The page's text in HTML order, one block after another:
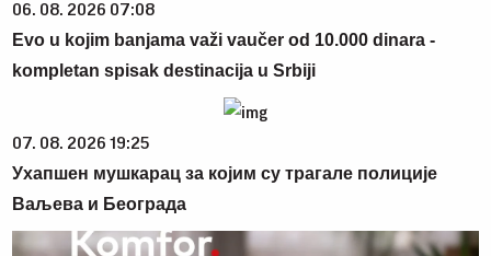
06. 08. 2026 07:08
Evo u kojim banjama važi vaučer od 10.000 dinara -
kompletan spisak destinacija u Srbiji
07. 08. 2026 19:25
Ухапшен мушкарац за којим су трагале полиције
Ваљева и Београда